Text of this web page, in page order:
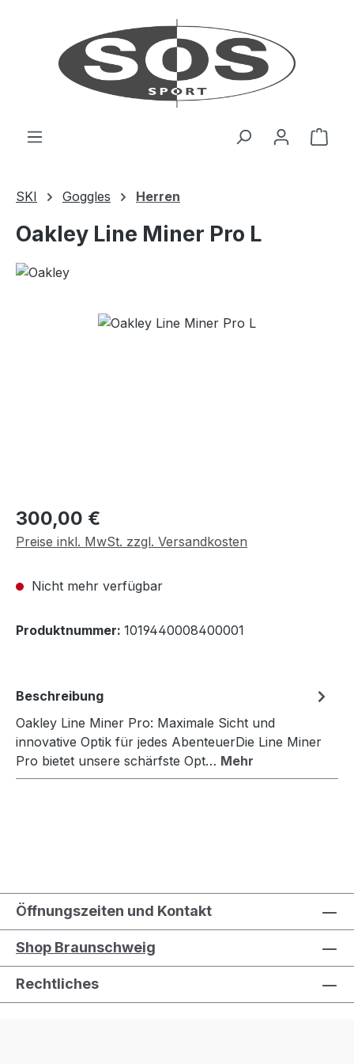
SKI Goggles Herren
Oakley Line Miner Pro L
Bildergalerie überspringen
Regulärer Preis:
300,00 €
Preise inkl. MwSt. zzgl. Versandkosten
Nicht mehr verfügbar
Produktnummer: 1019440008400001
Beschreibung
Oakley Line Miner Pro: Maximale Sicht und
innovative Optik für jedes AbenteuerDie Line Miner
Pro bietet unsere schärfste Opt… Mehr
Öffnungszeiten und Kontakt
Shop Braunschweig
Rechtliches